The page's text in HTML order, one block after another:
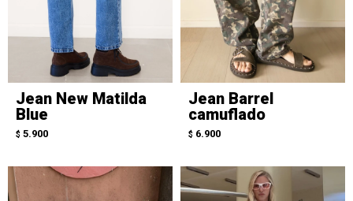
Jean New Matilda
Blue
$ 5.900
Jean Barrel
camuflado
$ 6.900